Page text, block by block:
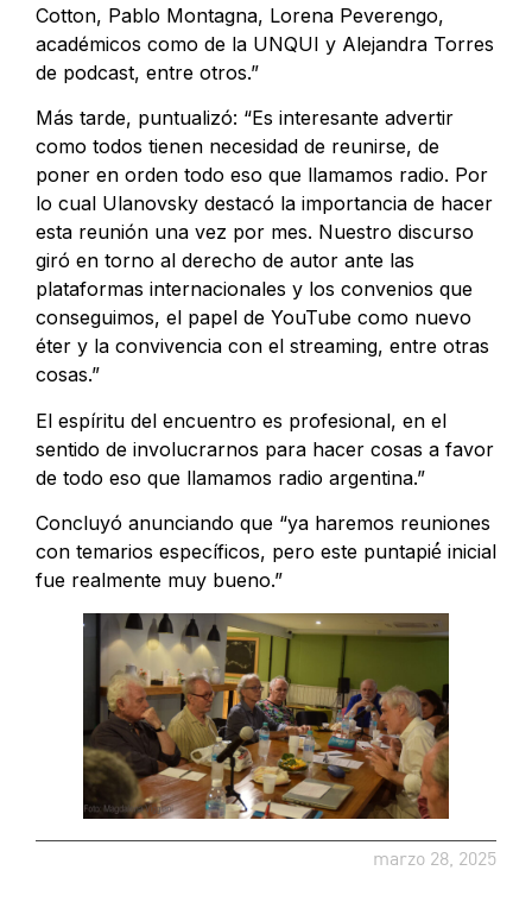
Cotton, Pablo Montagna, Lorena Peverengo,
académicos como de la UNQUI y Alejandra Torres
de podcast, entre otros.”
Más tarde, puntualizó: “Es interesante advertir
como todos tienen necesidad de reunirse, de
poner en orden todo eso que llamamos radio. Por
lo cual Ulanovsky destacó la importancia de hacer
esta reunión una vez por mes. Nuestro discurso
giró en torno al derecho de autor ante las
plataformas internacionales y los convenios que
conseguimos, el papel de YouTube como nuevo
éter y la convivencia con el streaming, entre otras
cosas.”
El espíritu del encuentro es profesional, en el
sentido de involucrarnos para hacer cosas a favor
de todo eso que llamamos radio argentina.”
Concluyó anunciando que “ya haremos reuniones
con temarios específicos, pero este puntapié́ inicial
fue realmente muy bueno.”
marzo 28, 2025